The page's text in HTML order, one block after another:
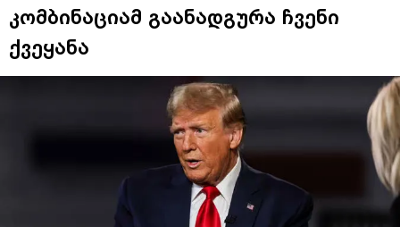
კომბინაციამ გაანადგურა ჩვენი
ქვეყანა